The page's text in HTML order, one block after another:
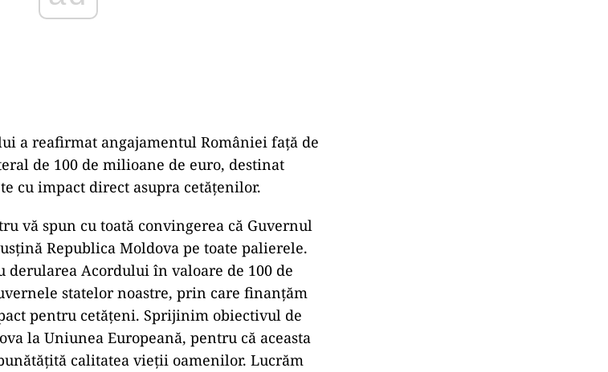
a reafirmat angajamentul României față de
de 100 de milioane de euro, destinat
cu impact direct asupra cetățenilor.
vă spun cu toată convingerea că Guvernul
Republica Moldova pe toate palierele.
derularea Acordului în valoare de 100 de
statelor noastre, prin care finanțăm
pentru cetățeni. Sprijinim obiectivul de
la Uniunea Europeană, pentru că aceasta
calitatea vieții oamenilor. Lucrăm